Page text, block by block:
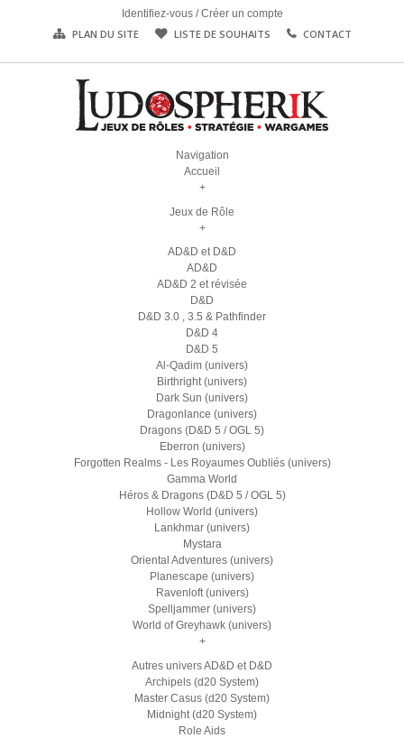
Identifiez-vous /Créer un compte
PLAN DU SITE LISTE DE SOUHAITS CONTACT
Navigation
Accueil
+
Jeux de Rôle
+
AD&D et D&D
AD&D
AD&D 2 et révisée
D&D
D&D 3.0 , 3.5 & Pathfinder
D&D 4
D&D 5
Al-Qadim (univers)
Birthright (univers)
Dark Sun (univers)
Dragonlance (univers)
Dragons (D&D 5 / OGL 5)
Eberron (univers)
Forgotten Realms - Les Royaumes Oubliés (univers)
Gamma World
Héros & Dragons (D&D 5 / OGL 5)
Hollow World (univers)
Lankhmar (univers)
Mystara
Oriental Adventures (univers)
Planescape (univers)
Ravenloft (univers)
Spelljammer (univers)
World of Greyhawk (univers)
+
Autres univers AD&D et D&D
Archipels (d20 System)
Master Casus (d20 System)
Midnight (d20 System)
Role Aids